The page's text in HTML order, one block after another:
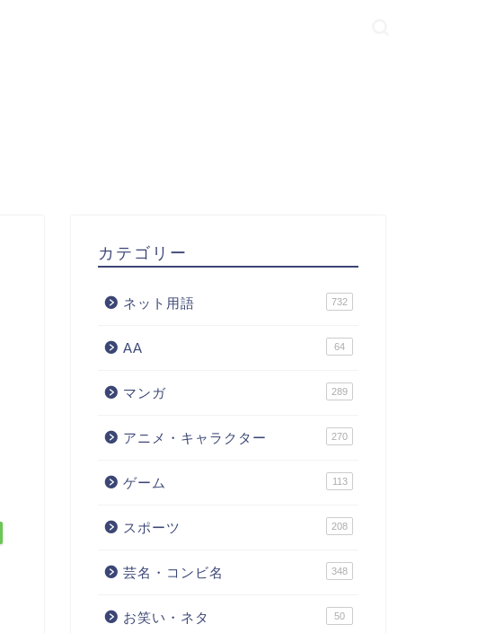
カテゴリー
ネット用語 732
AA 64
マンガ 289
アニメ・キャラクター 270
ゲーム 113
スポーツ 208
芸名・コンビ名 348
お笑い・ネタ 50